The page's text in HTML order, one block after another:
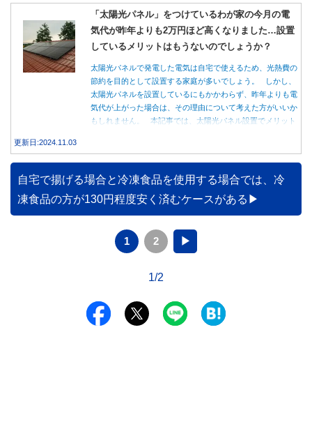
「太陽光パネル」をつけているわが家の今月の電
気代が昨年よりも2万円ほど高くなりました…設置
しているメリットはもうないのでしょうか？
太陽光パネルで発電した電気は自宅で使えるため、光熱費の
節約を目的として設置する家庭が多いでしょう。 しかし、
太陽光パネルを設置しているにもかかわらず、昨年よりも電
気代が上がった場合は、その理由について考えた方がいいか
もしれません。 本記事では、太陽光パネル設置でメリット
更新日:2024.11.03
自宅で揚げる場合と冷凍食品を使用する場合では、冷
凍食品の方が130円程度安く済むケースがある
1 2 ▶
1/2